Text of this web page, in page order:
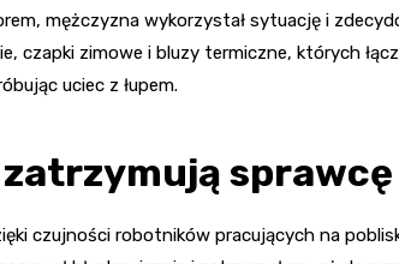
mężczyzna wykorzystał sytuację i
czapki zimowe i bluzy termiczne, których
uciec z łupem.
sprawcę
czujności robotników pracujących na